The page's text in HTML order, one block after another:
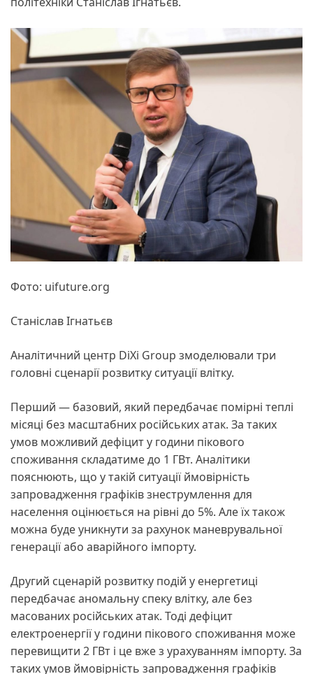
Фото: uifuture.org
Станіслав Ігнатьєв
Аналітичний центр DiXi Group змоделювали три
головні сценарії розвитку ситуації влітку.
Перший — базовий, який передбачає помірні теплі
місяці без масштабних російських атак. За таких
умов можливий дефіцит у години пікового
споживання складатиме до 1 ГВт. Аналітики
пояснюють, що у такій ситуації ймовірність
запровадження графіків знеструмлення для
населення оцінюється на рівні до 5%. Але їх також
можна буде уникнути за рахунок маневрувальної
генерації або аварійного імпорту.
Другий сценарій розвитку подій у енергетиці
передбачає аномальну спеку влітку, але без
масованих російських атак. Тоді дефіцит
електроенергії у години пікового споживання може
перевищити 2 ГВт і це вже з урахуванням імпорту. За
таких умов ймовірність запровадження графіків